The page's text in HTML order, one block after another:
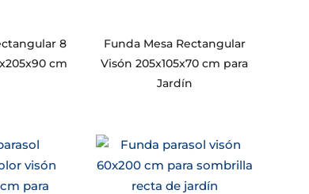
8
cm
Funda Mesa Rectangular
Visón 205x105x70 cm para
Jardín